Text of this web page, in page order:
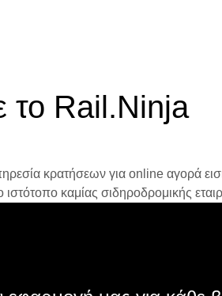
το Rail.Ninja
κρατήσεων για online αγορά
καμίας σιδηροδρομικής